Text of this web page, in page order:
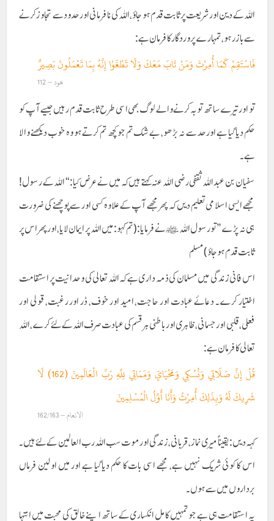
اللہ کے دین اور شریعت پر ثابت قدم ہو جاؤ، اللہ کی نافرمانی اور حدود سے تجاوز کرنے
سے باز رہو، تمہارے پروردگار کا فرمان ہے:
فَاسْتَقِمْ كَمَا أُمِرْتَ وَمَنْ تَابَ مَعَكَ وَلَا تَطْغَوْا إِنَّهُ بِمَا تَعْمَلُونَ بَصِيرٌ
هود – 112
تو اور تیرے ساتھ توبہ کرنے والے لوگ بھی اسی طرح ثابت قدم رہیں جیسے آپ کو
حکم دیا گیا ہے اور حد سے نہ بڑھو، بے شک تم جو کچھ تم کرتے ہو وہ خوب دیکھنے والا
ہے۔
سفیان بن عبد اللہ ثقفی رضی اللہ عنہ کہتے ہیں کہ میں نے عرض کیا: “اللہ کے رسول!
مجھے ایسی اسلامی تعلیم دیں کہ پھر مجھے آپ کے علاوہ کسی اور سے پوچھنے کی ضرورت
ہی نہ پڑے” تو رسول اللہ ﷺ نے فرمایا: (تم کہو: میں اللہ پر ایمان لایا، اور پھر اس پر
ثابت قدم ہو جاؤ) مسلم
اس فانی زندگی میں مسلمان کی ذمہ داری ہے کہ اللہ تعالی کی وحدانیت پر استقامت
اختیار کرے۔ دعائے عبادت اور حاجت، امید اور خوف، ڈر اور رغبت، قولی اور
فعلی، قلبی اور جسمانی ، ظاہری اور باطنی ہر قسم کی عبادت صرف اللہ کے لئے کرے، اللہ
تعالی کا فرمان ہے:
قُلْ إِنَّ صَلَاتِي وَنُسُكِي وَمَحْيَايَ وَمَمَاتِي لِلَّهِ رَبِّ الْعَالَمِينَ (162) لَا
شَرِيكَ لَهُ وَبِذَلِكَ أُمِرْتُ وَأَنَا أَوَّلُ الْمُسْلِمِينَ
الانعام – 162/163
کہہ دیں: یقیناً میری نماز، قربانی، زندگی اور موت سب اللہ رب العالمین کے لئے ہیں۔
اس کا کوئی شریک نہیں ہے، مجھے اسی بات کا حکم دیا گیا ہے اور میں اولین فرماں
برداروں میں سے ہوں۔
یہ استقامت ہی ہے جو تمہیں کامل انکساری کے ساتھ اپنے خالق کی محبت میں انتہا